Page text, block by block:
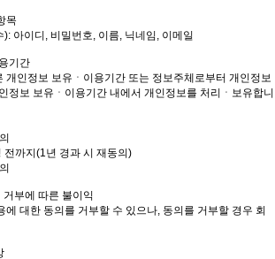
목
아이디, 비밀번호, 이름, 닉네임, 이메일
기간
인정보 보유ㆍ이용기간 또는 정보주체로부터 개인정보
정보 보유ㆍ이용기간 내에서 개인정보를 처리ㆍ보유합니
전까지(1년 경과 시 재동의)
거부에 따른 불이익
에 대한 동의를 거부할 수 있으나, 동의를 거부할 경우 회